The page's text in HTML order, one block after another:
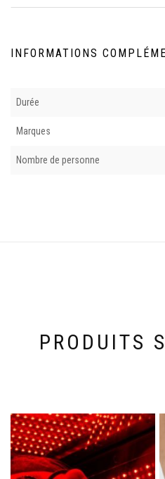
INFORMATIONS
Durée
Marques
Nombre de personne
PRODUITS